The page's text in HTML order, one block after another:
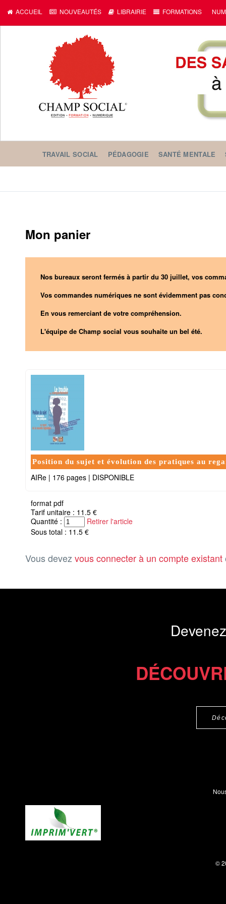
ACCUEIL NOUVEAUTÉS LIBRAIRIE FORMATIONS
TRAVAIL SOCIAL PÉDAGOGIE SANTÉ MENTALE
Mon panier
Nos bureaux seront fermés à partir du 30 juillet, vos
Vos commandes numériques ne sont évidemment pas
En vous remerciant de votre compréhension.
L'équipe de Champ social vous souhaite un bel été.
Position du sujet et évolution des pratiques au
AIRe | 176 pages | DISPONIBLE
format pdf
Tarif unitaire : 11.5 €
Quantité :
Retirer l'article
Sous total : 11.5 €
Vous devez vous connecter à un compte existant
©